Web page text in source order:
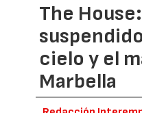
The
cielo y el
Marbella